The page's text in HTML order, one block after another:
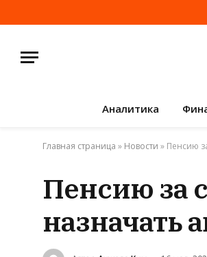
Аналитика
Главная страница » Новости » Пенсию
Пенсию за
назначать